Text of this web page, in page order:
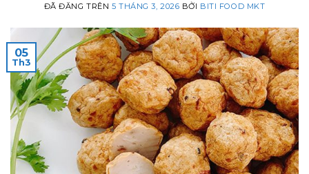
ĐÃ ĐĂNG TRÊN 5 THÁNG 3, 2026 BỞI BITI FOOD MKT
05
Th3